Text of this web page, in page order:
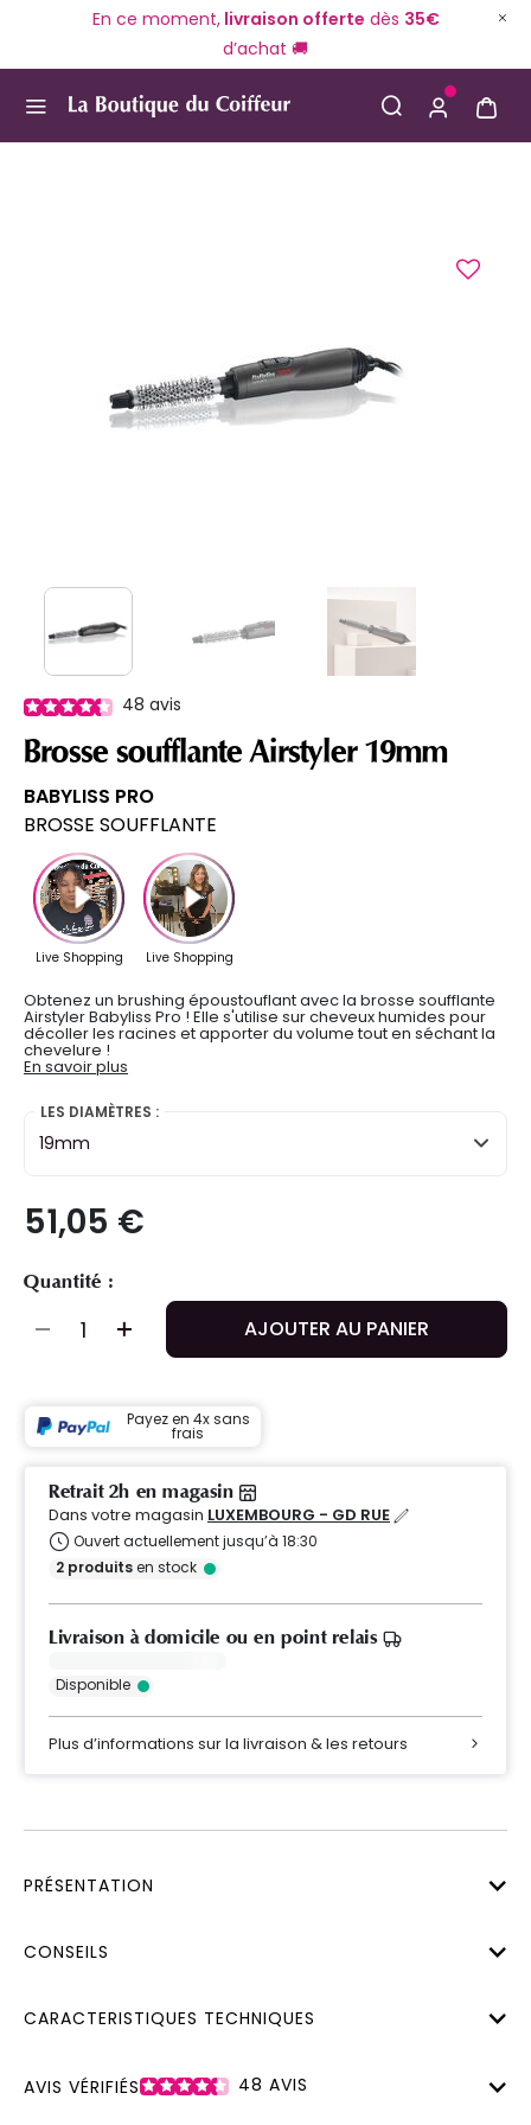
En ce moment,livraison offerte dès 35€
d’achat 🚚
48 avis
Brosse soufflante Airstyler 19mm
BABYLISS PRO
BROSSE SOUFFLANTE
Obtenez un brushing époustouflant avec la brosse soufflante
Airstyler Babyliss Pro ! Elle s'utilise sur cheveux humides pour
décoller les racines et apporter du volume tout en séchant la
chevelure !
En savoir plus
LES DIAMÈTRES :
19mm
51,05 €
Quantité :
AJOUTER AU PANIER
Payez en 4x sans
frais
Retrait 2h en magasin
Dans votre magasin LUXEMBOURG - GD RUE
Ouvert actuellement jusqu’à 18:30
2 produitsen stock
Livraison à domicile ou en point relais
Disponible
Plus d’informations sur la livraison & les retours
PRÉSENTATION
CONSEILS
CARACTERISTIQUES TECHNIQUES
AVIS VÉRIFIÉS 48 AVIS